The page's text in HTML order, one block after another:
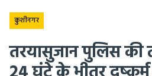
कुशीनगर
तरयासुजान पुलिस की